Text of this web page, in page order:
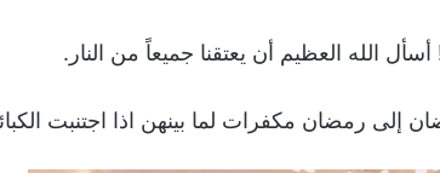
الله العظيم أن يعتقنا جميعاً من النار.
رمضان مكفرات لما بينهن اذا اجتنبت